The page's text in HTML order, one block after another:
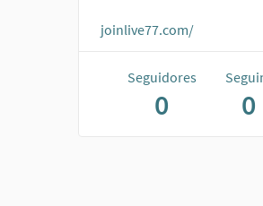
joinlive77.com/
Seguidores
0 0